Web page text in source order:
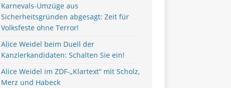
Karnevals-Umzüge aus
Sicherheitsgründen abgesagt: Zeit für
Volksfeste ohne Terror!
Alice Weidel beim Duell der
Kanzlerkandidaten: Schalten Sie ein!
Alice Weidel im ZDF-„Klartext“ mit Scholz,
Merz und Habeck